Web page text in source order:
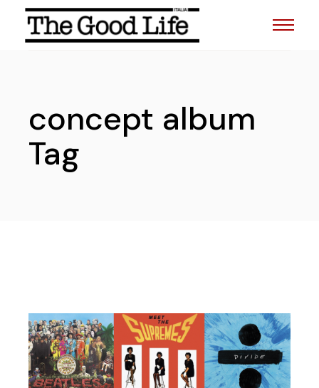
concept album
Tag